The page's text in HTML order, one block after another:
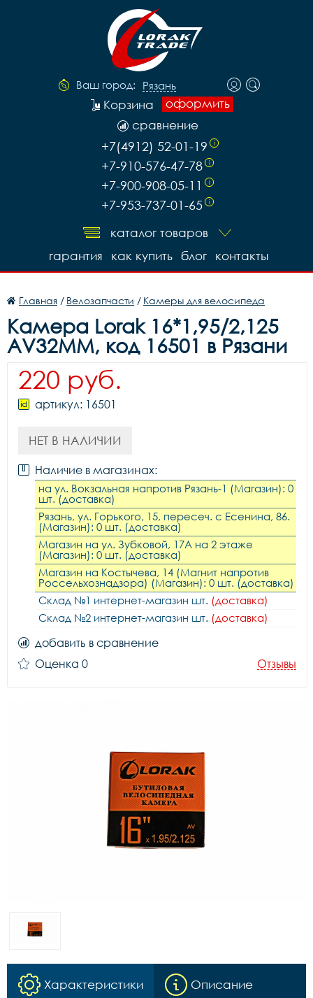
Ваш город: Рязань
оформить
Корзина
сравнение
+7(4912) 52-01-19 i
+7-910-576-47-78 i
+7-900-908-05-11 i
+7-953-737-01-65 i
каталог товаров
контакты
блог
как купить
гарантия
Главная / Велозапчасти / Камеры для велосипеда
Камера Lorak 16*1,95/2,125
AV32MM, код 16501 в Рязани
220 руб.
артикул: 16501
НЕТ В НАЛИЧИИ
Наличие в магазинах:
на ул. Вокзальная напротив Рязань-1 (Магазин): 0
шт. (доставка)
Рязань, ул. Горького, 15, пересеч. с Есенина, 86.
(Магазин): 0 шт. (доставка)
Магазин на ул. Зубковой, 17А на 2 этаже
(Магазин): 0 шт. (доставка)
Магазин на Костычева, 14 (Магнит напротив
Россельхознадзора) (Магазин): 0 шт. (доставка)
Склад №1 интернет-магазин шт. (доставка)
Склад №2 интернет-магазин шт. (доставка)
добавить в сравнение
Оценка 0
Отзывы
Характеристики Описание